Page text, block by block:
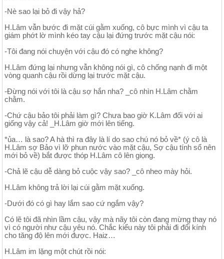
-Nè sao lại bỏ đi vậy hả?
H.Lâm vẫn bước đi mặt cúi gằm xuống, cô bực mình vì cậu ta
giám phớt lờ mình kéo tay cậu lại đứng trước mặt cậu nói:
-Tôi đang nói chuyện với cậu đó có nghe không?
H.Lâm đứng lại nhưng vẫn không nói gì, cô chống nạnh đi một
vòng quanh cậu rồi dừng lại trước mặt cậu.
-Đừng nói với tôi là cậu sợ hắn nha? _cô nhìn H.Lâm chằm
chằm.
-Chứ cậu bảo tôi phải làm gì? Chưa bao giờ K.Lâm đối với ai
giống vậy cả! _H.Lâm giờ mới lên tiếng.
*ủa… là sao? A hà thì ra đây là lí do sao chú nó bỏ về* (ý cô là
H.Lâm sợ Bảo vì lỡ phun nước vào mặt cậu, Sợ cậu tính sổ nên
mới bỏ về) bắt được thóp H.Lâm cô lên giọng.
-Chả lẽ cậu dễ dàng bỏ cuộc vậy sao? _cô nheo mày hỏi.
H.Lâm không trả lời lại cúi gằm mặt xuống.
-Dưới đó có gì hay lắm sao cứ ngắm vậy?
Có lẽ tôi đã nhìn lầm cậu, vậy mà nãy tôi còn đang mừng thay nó
vì có người như cậu yêu nó. Chắc kiểu này tôi phải đi đổi kính
cho tăng độ lên mới được. Haiz…
H.Lâm im lặng một chút rồi nói: